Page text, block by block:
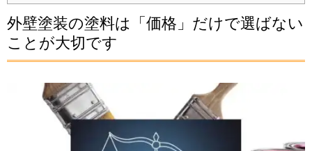
外壁塗装の塗料は「価格」だけで選ばない
ことが大切です